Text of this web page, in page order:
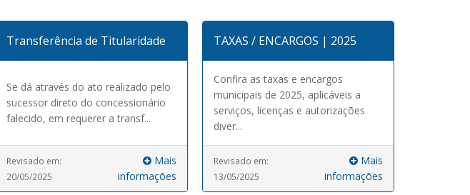
Transferência de Titularidade
Se dá através do ato realizado pelo
sucessor direto do concessionário
falecido, em requerer a transf...
Revisado em:
20/05/2025
Mais
informações
TAXAS / ENCARGOS | 2025
Confira as taxas e encargos
municipais de 2025, aplicáveis a
serviços, licenças e autorizações
diver...
Revisado em:
13/05/2025
Mais
informações